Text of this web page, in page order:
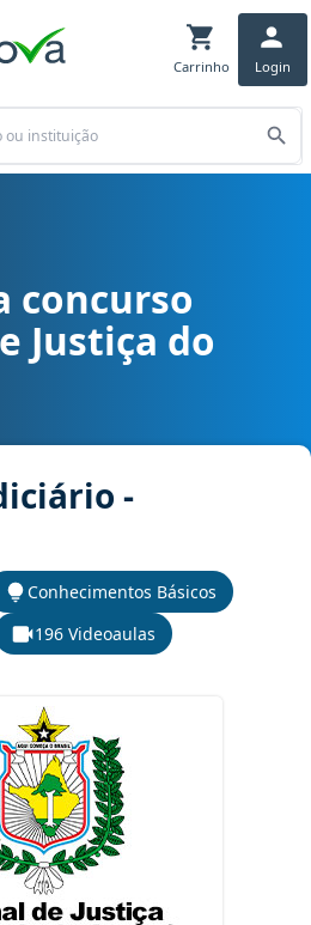
Carrinho Login
de Justiça do Amapá cargo
concurso
Justiça do
-
Conhecimentos Básicos
196 Videoaulas